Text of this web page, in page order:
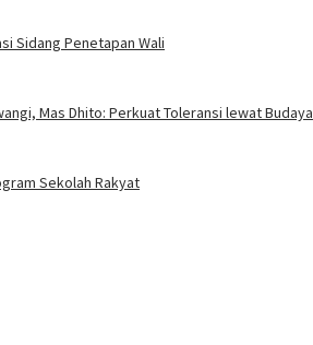
Sidang Penetapan Wali
Mas Dhito: Perkuat Toleransi lewat Budaya
Sekolah Rakyat